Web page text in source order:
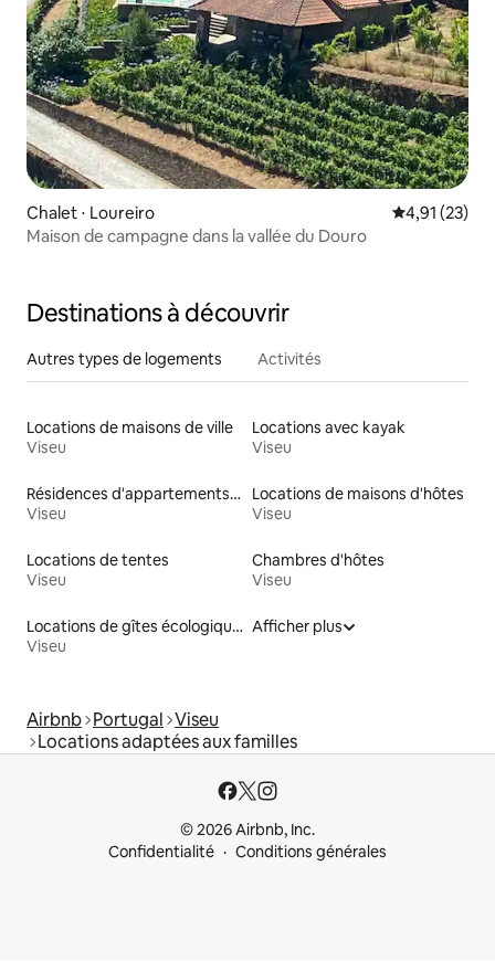
Chalet ⋅ Loureiro Évaluation
4,91 (23)
Maison de campagne dans la vallée du Douro
Destinations à découvrir
Autres types de logements Activités
Locations de maisons de ville
Viseu
Locations avec kayak
Viseu
Résidences d'appartements en location
Viseu
Locations de maisons d'hôtes
Viseu
Locations de tentes
Viseu
Chambres d'hôtes
Viseu
Locations de gîtes écologiques
Viseu
Afficher plus
Airbnb Portugal Viseu
Locations adaptées aux familles
© 2026 Airbnb, Inc.
Confidentialité
Conditions générales